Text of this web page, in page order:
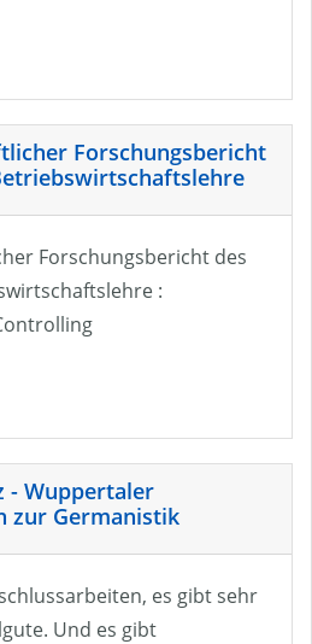
Forschungsbericht
Forschungsbericht des
:
- Wuppertaler
zur Germanistik
es gibt sehr
Und es gibt